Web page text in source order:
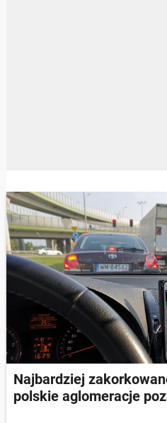
Najbardziej
polskie aglomeracje